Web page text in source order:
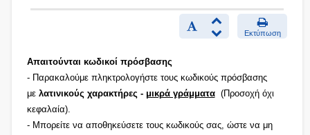
Εκτύπωση
Απαιτούνται κωδικοί πρόσβασης
- Παρακαλούμε πληκτρολογήστε τους κωδικούς πρόσβασης
με λατινικούς χαρακτήρες - μικρά γράμματα(Προσοχή όχι
κεφαλαία).
- Μπορείτε να αποθηκεύσετε τους κωδικούς σας, ώστε να μη